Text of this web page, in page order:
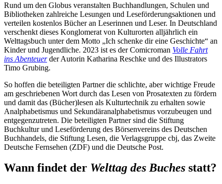
Rund um den Globus veranstalten Buchhandlungen, Schulen und
Bibliotheken zahlreiche Lesungen und Leseförderungsaktionen und
verteilen kostenlos Bücher an Leserinnen und Leser. In Deutschland
verschenkt dieses Konglomerat von Kulturorten alljährlich ein
Welttagsbuch unter dem Motto „Ich schenke dir eine Geschichte“ an
Kinder und Jugendliche. 2023 ist es der Comicroman Volle Fahrt
ins Abenteuerder Autorin Katharina Reschke und des Illustrators
Timo Grubing.
So hoffen die beteiligten Partner die schlichte, aber wichtige Freude
am geschriebenen Wort durch das Lesen von Prosatexten zu fördern
und damit das (Bücher)lesen als Kulturtechnik zu erhalten sowie
Analphabetismus und Sekundäranalphabetismus vorzubeugen und
entgegenzutreten. Die beteiligten Partner sind die Stiftung
Buchkultur und Leseförderung des Börsenvereins des Deutschen
Buchhandels, die Stiftung Lesen, die Verlagsgruppe cbj, das Zweite
Deutsche Fernsehen (ZDF) und die Deutsche Post.
Wann findet der Welttag des Buches statt?